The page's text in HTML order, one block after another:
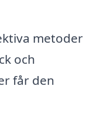
metoder
och
får den